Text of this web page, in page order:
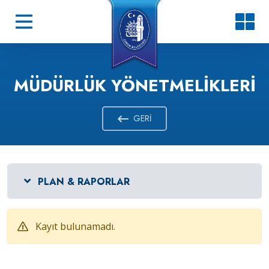
MÜDÜRLÜK YÖNETMELIKLERI
GERI
PLAN & RAPORLAR
Kayıt bulunamadı.